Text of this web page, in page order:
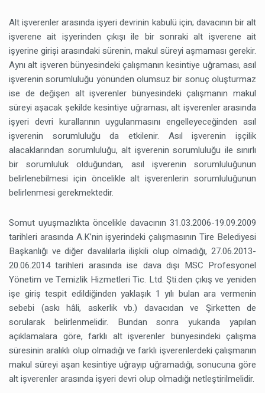
Alt işverenler arasında işyeri devrinin kabulü için; davacının bir alt
işverene ait işyerinden çıkışı ile bir sonraki alt işverene ait
işyerine girişi arasındaki sürenin, makul süreyi aşmaması gerekir.
Aynı alt işveren bünyesindeki çalışmanın kesintiye uğraması, asıl
işverenin sorumluluğu yönünden olumsuz bir sonuç oluşturmaz
ise de değişen alt işverenler bünyesindeki çalışmanın makul
süreyi aşacak şekilde kesintiye uğraması, alt işverenler arasında
işyeri devri kurallarının uygulanmasını engelleyeceğinden asıl
işverenin sorumluluğu da etkilenir. Asıl işverenin işçilik
alacaklarından sorumluluğu, alt işverenin sorumluluğu ile sınırlı
bir sorumluluk olduğundan, asıl işverenin sorumluluğunun
belirlenebilmesi için öncelikle alt işverenlerin sorumluluğunun
belirlenmesi gerekmektedir.
Somut uyuşmazlıkta öncelikle davacının 31.03.2006-19.09.2009
tarihleri arasında A.K’nin işyerindeki çalışmasının Tire Belediyesi
Başkanlığı ve diğer davalılarla ilişkili olup olmadığı, 27.06.2013-
20.06.2014 tarihleri arasında ise dava dışı MSC Profesyonel
Yönetim ve Temizlik Hizmetleri Tic. Ltd. Şti.den çıkış ve yeniden
işe giriş tespit edildiğinden yaklaşık 1 yılı bulan ara vermenin
sebebi (askı hâli, askerlik vb.) davacıdan ve Şirketten de
sorularak belirlenmelidir. Bundan sonra yukarıda yapılan
açıklamalara göre, farklı alt işverenler bünyesindeki çalışma
süresinin aralıklı olup olmadığı ve farklı işverenlerdeki çalışmanın
makul süreyi aşan kesintiye uğrayıp uğramadığı, sonucuna göre
alt işverenler arasında işyeri devri olup olmadığı netleştirilmelidir.